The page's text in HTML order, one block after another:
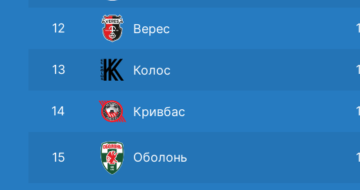
12 Верес 1
13 Колос 1
14 Кривбас 1
15 Оболонь 1